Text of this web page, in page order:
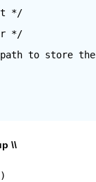
*/
*/
to store the
\\